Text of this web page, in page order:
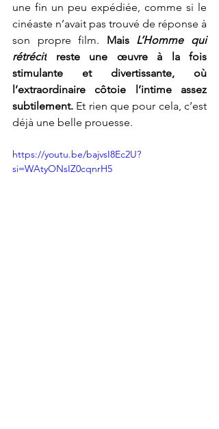
une fin un peu expédiée, comme si le
cinéaste n’avait pas trouvé de réponse à
son propre film. Mais L’Homme qui
rétrécit reste une œuvre à la fois
stimulante et divertissante, où
l’extraordinaire côtoie l’intime assez
subtilement. Et rien que pour cela, c’est
déjà une belle prouesse.
https://youtu.be/bajvsI8Ec2U?
si=WAtyONsIZ0cqnrH5